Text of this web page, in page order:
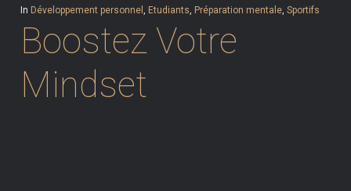
In Développement personnel , Etudiants, Préparation mentale, Sportifs
Boostez Votre
Mindset